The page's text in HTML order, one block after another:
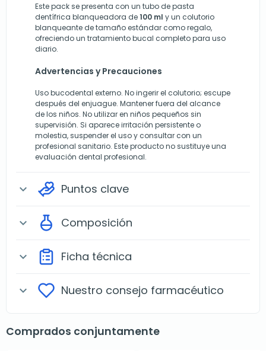
Este pack se presenta con un tubo de pasta
dentífrica blanqueadora de100 ml y un colutorio
blanqueante de tamaño estándar como regalo,
ofreciendo un tratamiento bucal completo para uso
diario.
Advertencias y Precauciones
Uso bucodental externo. No ingerir el colutorio; escupe
después del enjuague. Mantener fuera del alcance
de los niños. No utilizar en niños pequeños sin
supervisión. Si aparece irritación persistente o
molestia, suspender el uso y consultar con un
profesional sanitario. Este producto no sustituye una
evaluación dental profesional.
expand_more Puntos clave
expand_more Composición
expand_more Ficha técnica
expand_more Nuestro consejo farmacéutico
Comprados conjuntamente